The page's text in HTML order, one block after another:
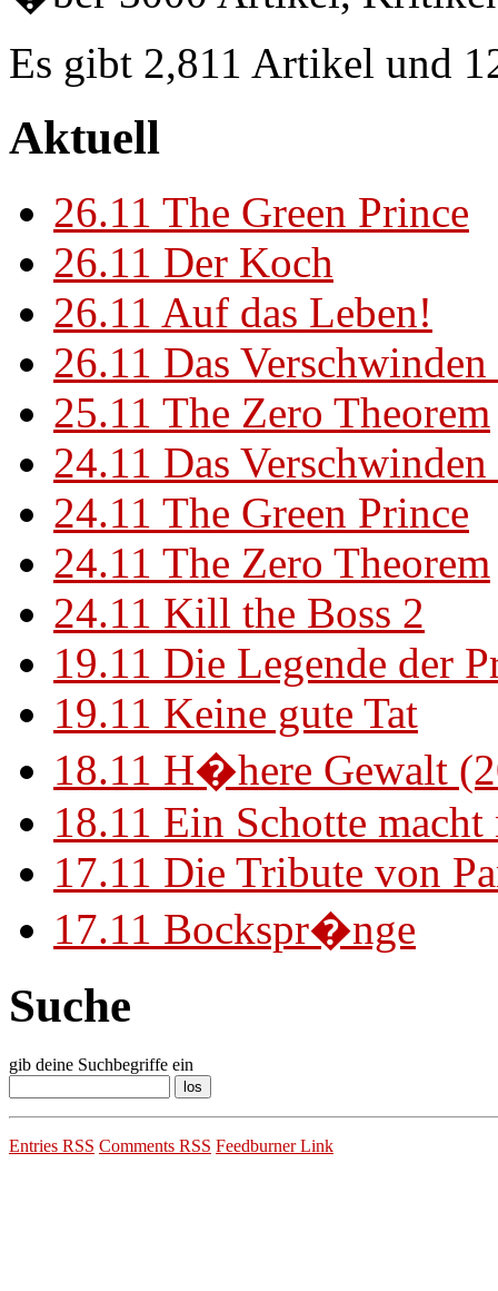
Es gibt 2,811 Artikel und
Aktuell
26.11 The Green Prince
26.11 Der Koch
26.11 Auf das Leben!
26.11 Das
25.11 The Zero Theorem
24.11 Das
24.11 The Green Prince
24.11 The Zero Theorem
24.11 Kill the Boss 2
19.11 Die Legende der
19.11 Keine gute Tat
18.11 H�here Gewalt
18.11 Ein Schotte
17.11 Die Tribute von
17.11 Bockspr�nge
Suche
gib deine Suchbegriffe ein
Entries RSS Comments RSS Feedburner Link